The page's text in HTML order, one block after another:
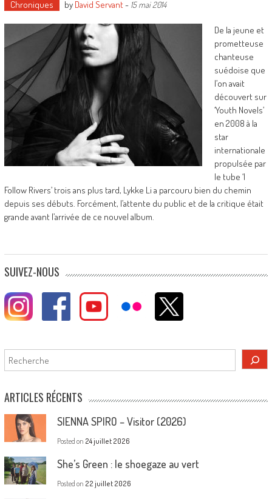
Chroniques by David Servant- 15 mai 2014
De la jeune et
prometteuse
chanteuse
suédoise que
l’on avait
découvert sur
‘Youth Novels’
en 2008 à la
star
internationale
propulsée par
le tube ‘I
Follow Rivers’ trois ans plus tard, Lykke Li a parcouru bien du chemin
depuis ses débuts. Forcément, l’attente du public et de la critique était
grande avant l’arrivée de ce nouvel album.
SUIVEZ-NOUS
Rechercher
ARTICLES RÉCENTS
SIENNA SPIRO – Visitor (2026)
Posted on 24 juillet 2026
She’s Green : le shoegaze au vert
Posted on 22 juillet 2026